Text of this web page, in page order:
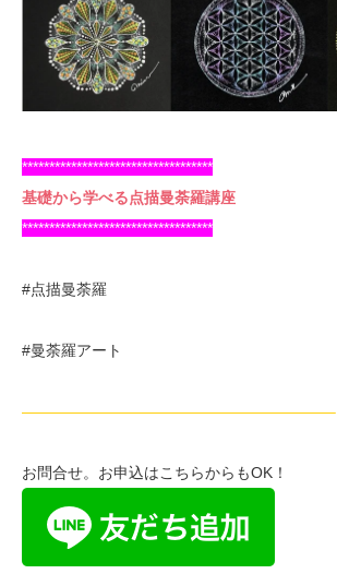
***********************************
基礎から学べる点描曼荼羅講座
***********************************
#点描曼荼羅
#曼荼羅アート
————————————————————–
お問合せ。お申込はこちらからもOK！